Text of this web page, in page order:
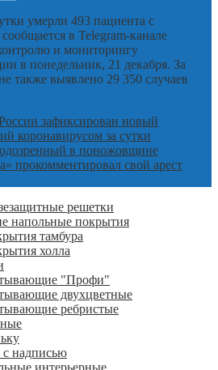
умерли 493 пациента с
в Telegram-канале
и мониторингу
в понедельник, 21 декабря. За
также выявлено 29 350 случаев
зафиксирован новый
коронавирусом за сутки
в поножовщине
прокомментировал свой арест
решетки
напольные покрытия
тамбура
холла
"Профи"
двухцветные
ребристые
надписью
интерьерные